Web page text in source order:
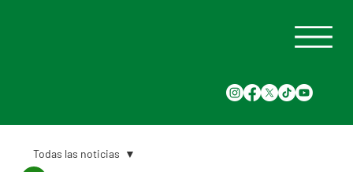
Todas las noticias